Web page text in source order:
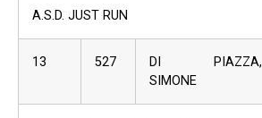
A.S.D. JUST RUN
13 527
DI PIAZZA,
SIMONE